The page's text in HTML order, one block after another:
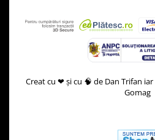
Creat cu ❤ și cu 🧠 de Dan Trifan iar
Gomag